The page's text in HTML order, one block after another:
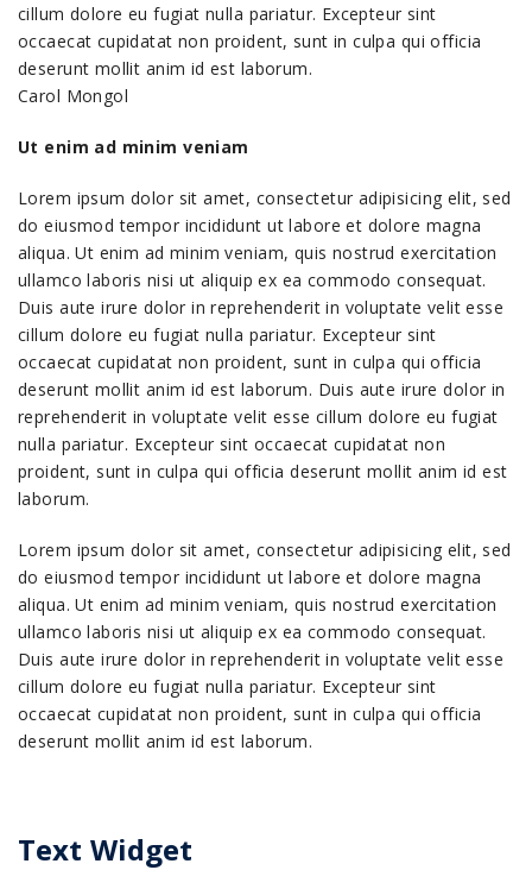
cillum dolore eu fugiat nulla pariatur. Excepteur sint
occaecat cupidatat non proident, sunt in culpa qui officia
deserunt mollit anim id est laborum.
Carol Mongol
Ut enim ad minim veniam
Lorem ipsum dolor sit amet, consectetur adipisicing elit, sed
do eiusmod tempor incididunt ut labore et dolore magna
aliqua. Ut enim ad minim veniam, quis nostrud exercitation
ullamco laboris nisi ut aliquip ex ea commodo consequat.
Duis aute irure dolor in reprehenderit in voluptate velit esse
cillum dolore eu fugiat nulla pariatur. Excepteur sint
occaecat cupidatat non proident, sunt in culpa qui officia
deserunt mollit anim id est laborum. Duis aute irure dolor in
reprehenderit in voluptate velit esse cillum dolore eu fugiat
nulla pariatur. Excepteur sint occaecat cupidatat non
proident, sunt in culpa qui officia deserunt mollit anim id est
laborum.
Lorem ipsum dolor sit amet, consectetur adipisicing elit, sed
do eiusmod tempor incididunt ut labore et dolore magna
aliqua. Ut enim ad minim veniam, quis nostrud exercitation
ullamco laboris nisi ut aliquip ex ea commodo consequat.
Duis aute irure dolor in reprehenderit in voluptate velit esse
cillum dolore eu fugiat nulla pariatur. Excepteur sint
occaecat cupidatat non proident, sunt in culpa qui officia
deserunt mollit anim id est laborum.
Text Widget